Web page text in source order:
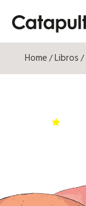
Home/Libros/